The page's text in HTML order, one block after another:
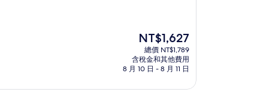
現
在
價
格
NT$1,627
NT$1,627
總價 NT$1,789
含稅金和其他費用
8 月 10 日 - 8 月 11 日